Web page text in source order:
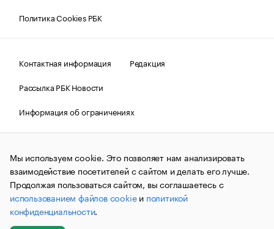
Политика Cookies РБК
Контактная информация
Редакция
Рассылка РБК Новости
Информация об ограничениях
Правовая информация
О соблюдении авторских прав
© АО «РОСБИЗНЕСКОНСАЛТИНГ»,1995–2026.Сообщения
и материалы информационного агентства «РБК»
(зарегистрировано Федеральной службой по надзору в сфере
связи, информационных технологий и массовых
коммуникаций (Роскомнадзор) 09.12.2015 за номером ИА
№ФС77-63848) сопровождаются пометкой «РБК». Отдельные
публикации могут содержать информацию,
Мы используем cookie. Это позволяет нам анализировать
взаимодействие посетителей с сайтом и делать его лучше.
Продолжая пользоваться сайтом, вы соглашаетесь с
использованием файлов cookieи политикой
конфиденциальности.